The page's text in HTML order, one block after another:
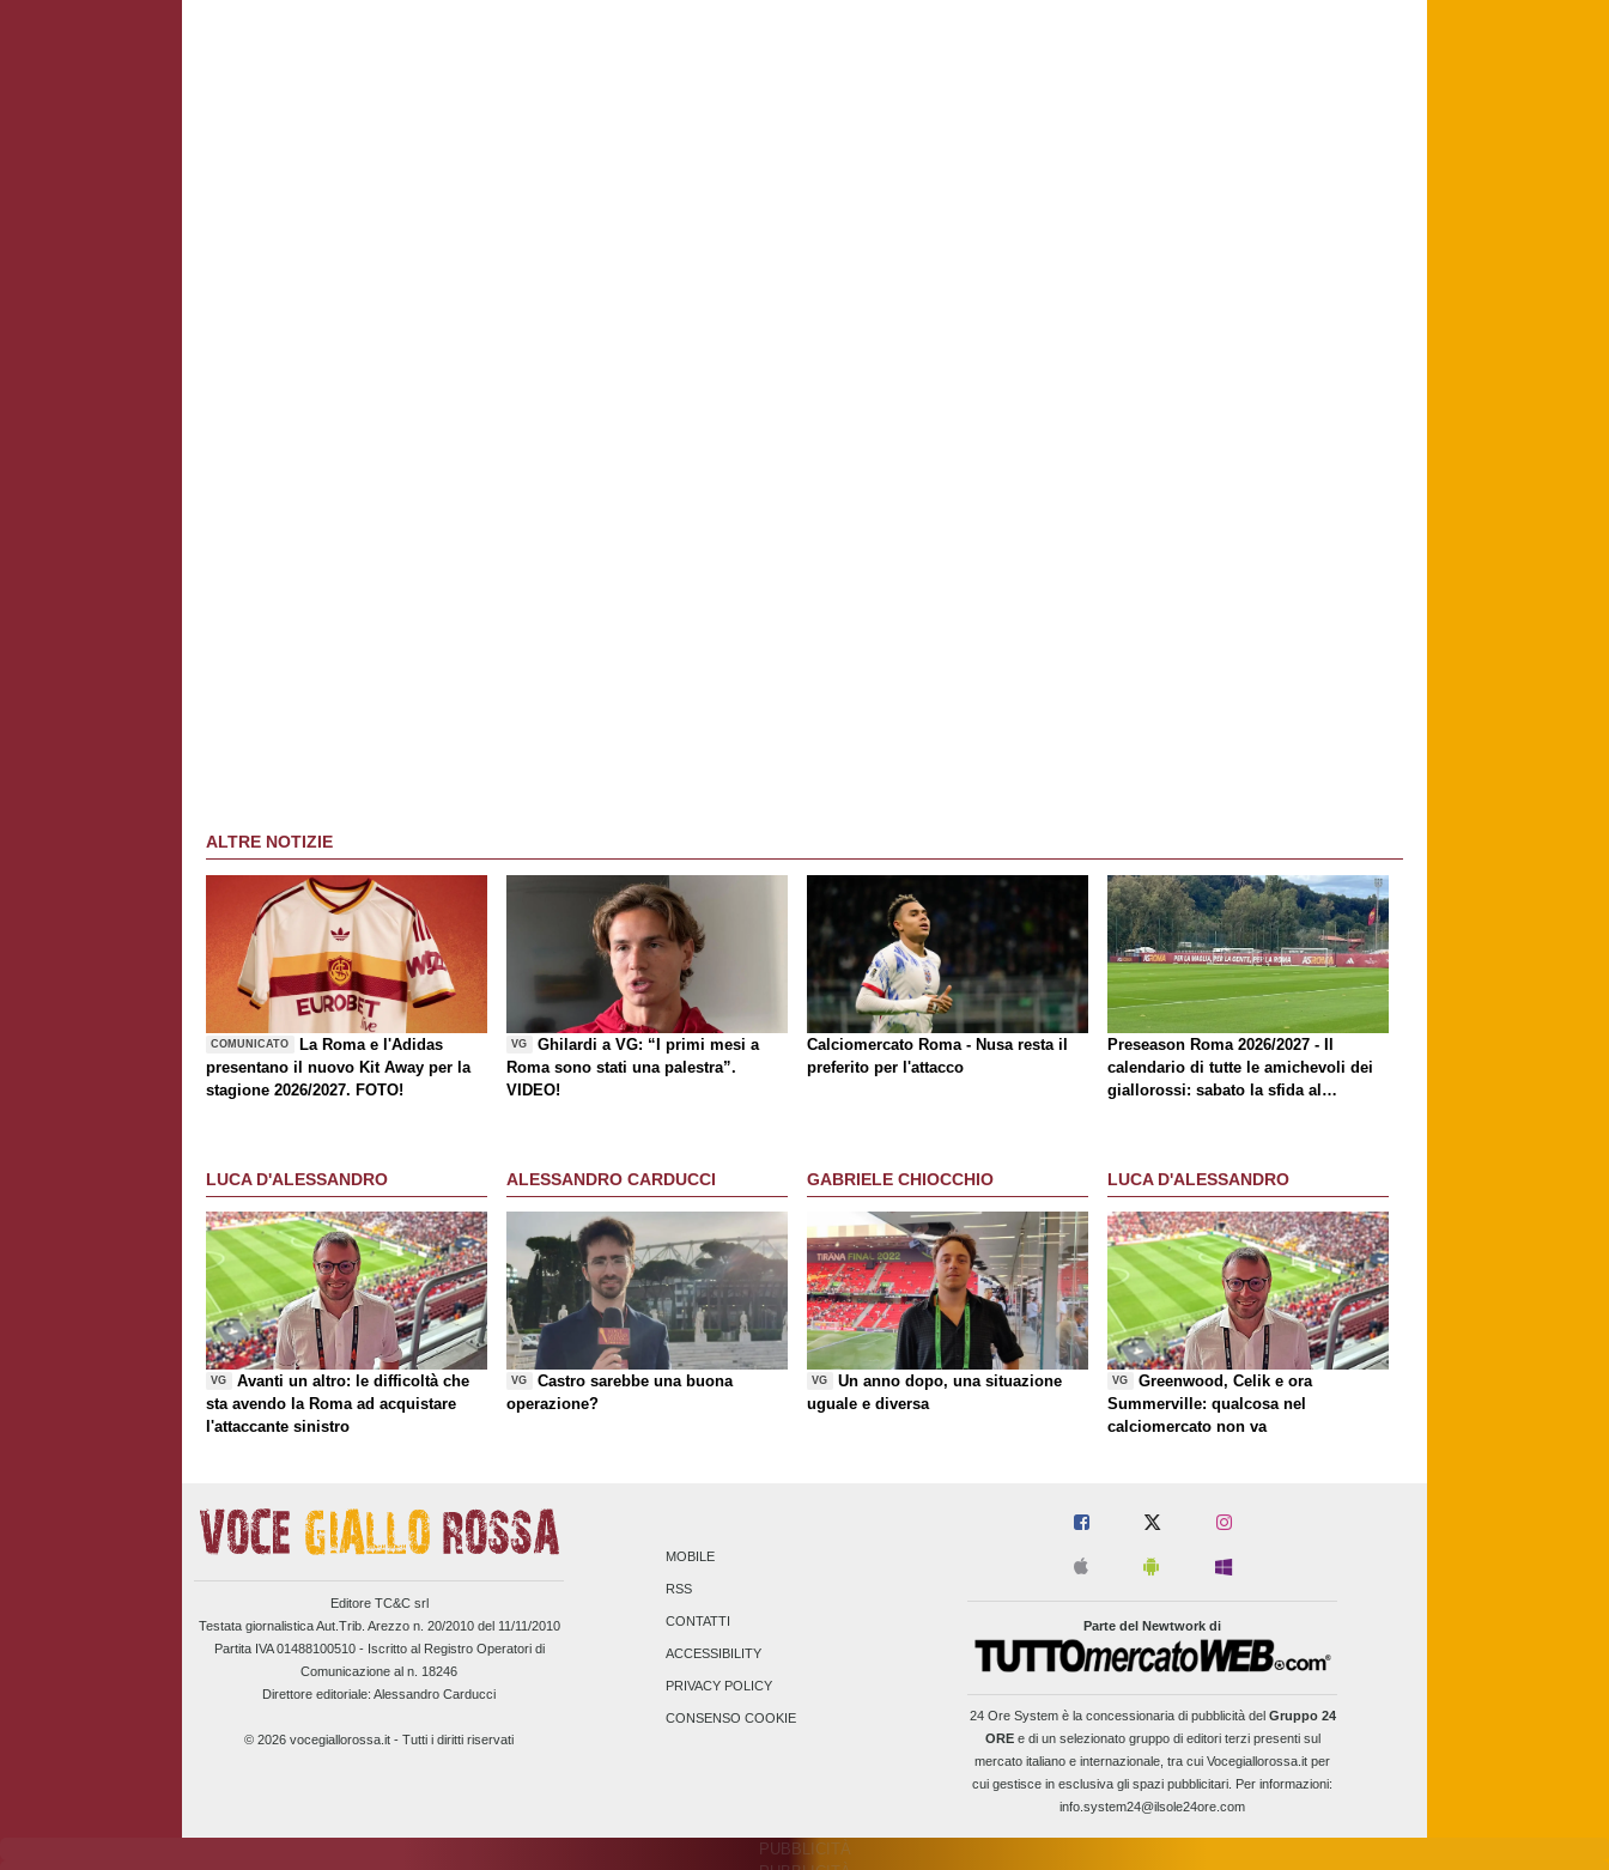
ALTRE NOTIZIE
COMUNICATO
La Roma e l'Adidas
presentano il nuovo Kit Away per la
stagione 2026/2027. FOTO!
VG
Ghilardi a VG: “I primi mesi a
Roma sono stati una palestra”.
VIDEO!
Calciomercato Roma - Nusa resta il
preferito per l'attacco
Preseason Roma 2026/2027 - Il
calendario di tutte le amichevoli dei
giallorossi: sabato la sfida al
LUCA D'ALESSANDRO
VG
Avanti un altro: le difficoltà che
sta avendo la Roma ad acquistare
l'attaccante sinistro
ALESSANDRO CARDUCCI
VG
Castro sarebbe una buona
operazione?
GABRIELE CHIOCCHIO
VG
Un anno dopo, una situazione
uguale e diversa
LUCA D'ALESSANDRO
VG
Greenwood, Celik e ora
Summerville: qualcosa nel
calciomercato non va
Editore TC&C srl
Testata giornalistica Aut.Trib. Arezzo n. 20/2010 del 11/11/2010
Partita IVA 01488100510 - Iscritto al Registro Operatori di
Comunicazione al n. 18246
Direttore editoriale: Alessandro Carducci
© 2026 vocegiallorossa.it - Tutti i diritti riservati
MOBILE
RSS
CONTATTI
ACCESSIBILITY
PRIVACY POLICY
CONSENSO COOKIE
Parte del Newtwork di
24 Ore Systemè la concessionaria di pubblicità del Gruppo 24
OREe di un selezionato gruppo di editori terzi presenti sul
mercato italiano e internazionale, tra cui Vocegiallorossa.it per
cui gestisce in esclusiva gli spazi pubblicitari. Per informazioni:
info.system24@ilsole24ore.com